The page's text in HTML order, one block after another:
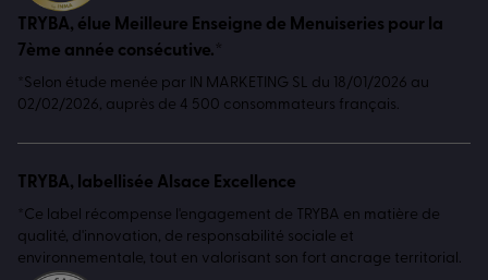
TRYBA, élue Meilleure Enseigne de Menuiseries pour la
7ème année consécutive.*
*Selon étude menée par IN MARKETING SL du 18/01/2026 au
02/02/2026, auprès de 4 500 consommateurs français.
TRYBA, labellisée Alsace Excellence
*Ce label récompense l'engagement de TRYBA en matière de
qualité, d'innovation, de responsabilité sociale et
environnementale, tout en valorisant son fort ancrage territorial.